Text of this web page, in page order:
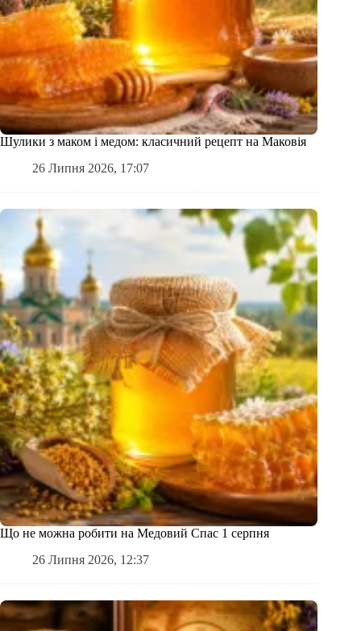
Шулики з маком і медом: класичний рецепт на Маковія
26 Липня 2026, 17:07
Що не можна робити на Медовий Спас 1 серпня
26 Липня 2026, 12:37